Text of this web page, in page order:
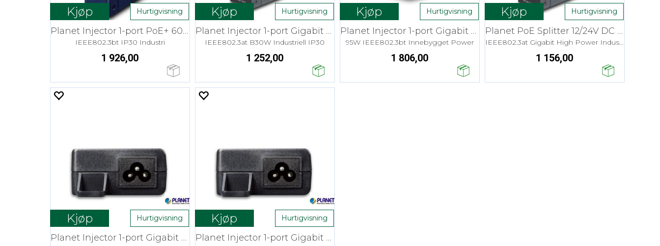
Kjøp Hurtigvisning
Planet Injector 1-port PoE+ 60W 48-54V
IEEE802.3bt IP30 Industri
1 926,00
Kjøp Hurtigvisning
Planet Injector 1-port Gigabit PoE+ 30W
IEEE802.3at B30W Industriell IP30
1 252,00
Kjøp Hurtigvisning
Planet Injector 1-port Gigabit Ultra PoE
95W IEEE802.3bt Innebygget Power
1 806,00
Kjøp Hurtigvisning
Planet PoE Splitter 12/24V DC PoE+
IEEE802.3at Gigabit High Power Industri
1 156,00
Kjøp Hurtigvisning
Planet Injector 1-port Gigabit PoE+ 60W
Kjøp Hurtigvisning
Planet Injector 1-port Gigabit PoE+ 30W